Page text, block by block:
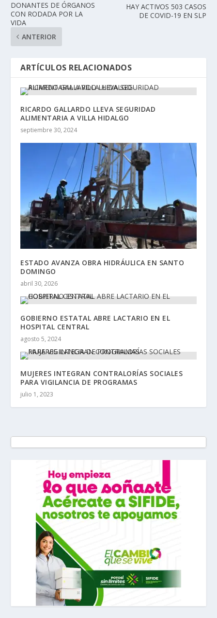
DONANTES DE ÓRGANOS
CON RODADA POR LA
VIDA
ANTERIOR
HAY ACTIVOS 503 CASOS
DE COVID-19 EN SLP
ARTÍCULOS RELACIONADOS
RICARDO GALLARDO LLEVA SEGURIDAD
ALIMENTARIA A VILLA HIDALGO
septiembre 30, 2024
ESTADO AVANZA OBRA HIDRÁULICA EN SANTO
DOMINGO
abril 30, 2026
GOBIERNO ESTATAL ABRE LACTARIO EN EL
HOSPITAL CENTRAL
agosto 5, 2024
MUJERES INTEGRAN CONTRALORÍAS SOCIALES
PARA VIGILANCIA DE PROGRAMAS
julio 1, 2023